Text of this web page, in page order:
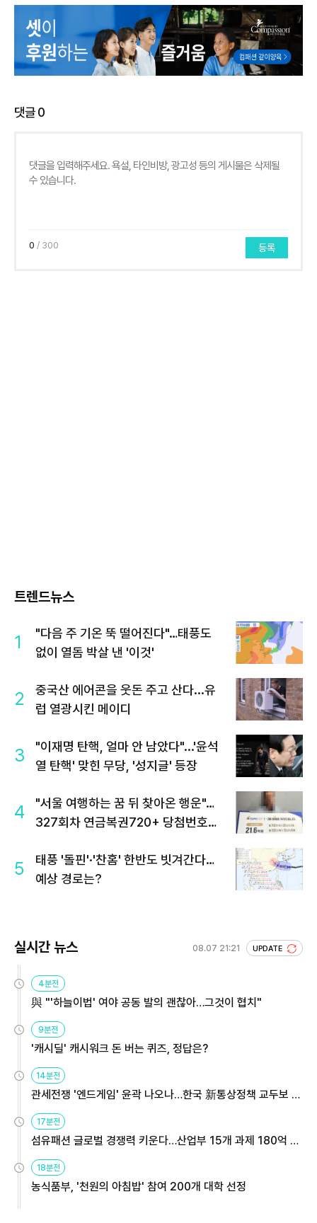
댓글0
0 / 300 등록
트렌드뉴스
1
"다음 주 기온 뚝 떨어진다"…태풍도
없이 열돔 박살 낸 '이것'
2
중국산 에어콘을 웃돈 주고 산다...유
럽 열광시킨 메이디
3
"이재명 탄핵, 얼마 안 남았다"...'윤석
열 탄핵' 맞힌 무당, '성지글' 등장
4
"서울 여행하는 꿈 뒤 찾아온 행운"…
327회차 연금복권720+ 당첨번호조
5
태풍 '돌핀'·'찬홈' 한반도 빗겨간다…
예상 경로는?
실시간 뉴스 08.07 21:21 UPDATE
4분전
與 "'하늘이법' 여야 공동 발의 괜찮아…그것이 협치"
9분전
'캐시딜' 캐시워크 돈 버는 퀴즈, 정답은?
14분전
관세전쟁 '엔드게임' 윤곽 나오나…한국 新통상정책 교두보 활
17분전
섬유패션 글로벌 경쟁력 키운다…산업부 15개 과제 180억 지
18분전
농식품부, '천원의 아침밥' 참여 200개 대학 선정